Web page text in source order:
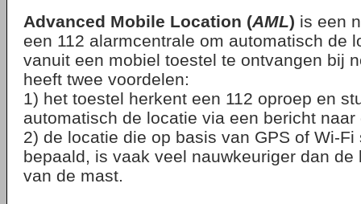
Advanced Mobile Location (AML) is een
een 112 alarmcentrale om automatisch de
vanuit een mobiel toestel te ontvangen bij
heeft twee voordelen:
1) het toestel herkent een 112 oproep en
automatisch de locatie via een bericht
2) de locatie die op basis van GPS of Wi-Fi
bepaald, is vaak veel nauwkeuriger dan de
van de mast.